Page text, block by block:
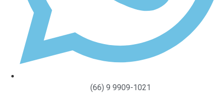
(66) 9 9909-1021